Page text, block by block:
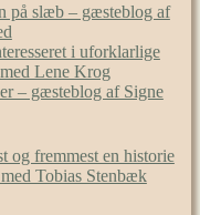
på slæb – gæsteblog af
i uforklarlige
Lene Krog
– gæsteblog af Signe
og fremmest en historie
Tobias Stenbæk